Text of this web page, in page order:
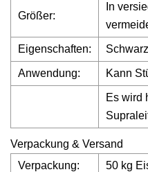
Größer:
In
Eigenschaften:
Anwendung: Kann
Es wird
Verpackung & Versand
Verpackung:
50 kg